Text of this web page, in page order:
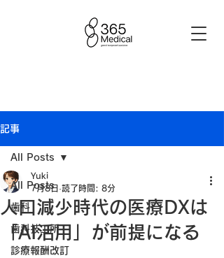
記事
All Posts
歯科
歯科技工所
診療報酬改訂
All Posts
人口減少時代の医療DXは
「AI活用」が前提になる
Yuki
7月8日 読了時間: 8分